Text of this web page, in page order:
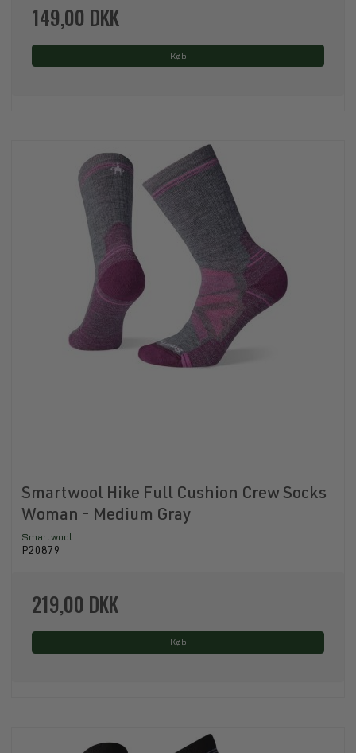
149,00 DKK
Køb
Smartwool Hike Full Cushion Crew Socks
Woman - Medium Gray
Smartwool
P20879
219,00 DKK
Køb